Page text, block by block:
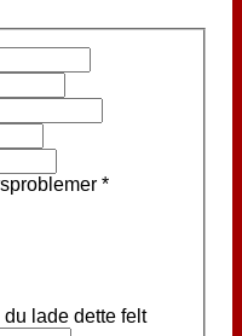
*
lade dette felt